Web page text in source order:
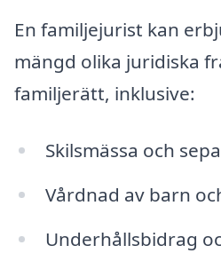
En familjejurist kan
mängd olika juridiska
familjerätt, inklusive:
Skilsmässa och
Vårdnad av barn
Underhållsbidrag